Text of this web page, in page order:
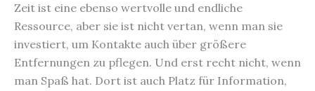
Zeit ist eine ebenso wertvolle und endliche
Ressource, aber sie ist nicht vertan, wenn man sie
investiert, um Kontakte auch über größere
Entfernungen zu pflegen. Und erst recht nicht, wenn
man Spaß hat. Dort ist auch Platz für Information,